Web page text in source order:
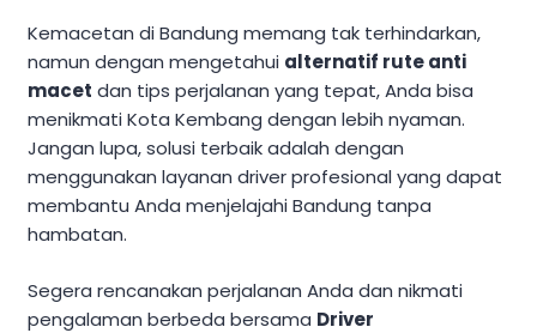
Kemacetan di Bandung memang tak terhindarkan,
namun dengan mengetahui alternatif rute anti
macet dan tips perjalanan yang tepat, Anda bisa
menikmati Kota Kembang dengan lebih nyaman.
Jangan lupa, solusi terbaik adalah dengan
menggunakan layanan driver profesional yang dapat
membantu Anda menjelajahi Bandung tanpa
hambatan.
Segera rencanakan perjalanan Anda dan nikmati
pengalaman berbeda bersama Driver